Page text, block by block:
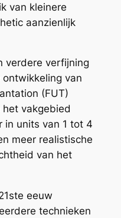
van kleinere
aanzienlijk
verdere verfijning
van
(FUT)
vakgebied
in units van 1 tot 4
meer realistische
van het
eeuw
technieken